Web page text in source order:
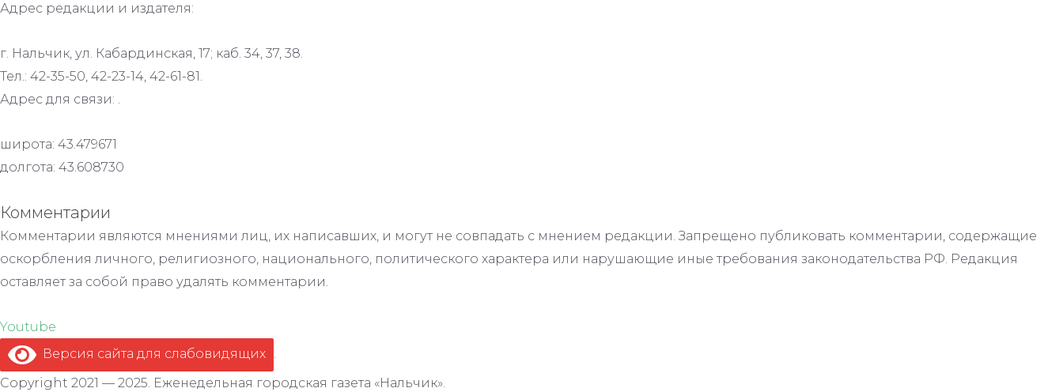
Адрес редакции и издателя:
г. Нальчик, ул. Кабардинская, 17; каб. 34, 37, 38.
Тел.: 42-35-50, 42-23-14, 42-61-81.
Адрес для связи: .
широта: 43.479671
долгота: 43.608730
Комментарии
Комментарии являются мнениями лиц, их написавших, и могут не совпадать с мнением редакции. Запрещено публиковать комментарии, содержащие
оскорбления личного, религиозного, национального, политического характера или нарушающие иные требования законодательства РФ. Редакция
оставляет за собой право удалять комментарии.
Youtube
Версия сайта для слабовидящих .
Copyright 2021 — 2025. Еженедельная городская газета «Нальчик».